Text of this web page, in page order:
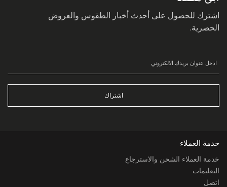
اشترك للحصول على أحدث أخبار الطقوس والعروض
الحصرية.
اشتراك
خدمة العملاء
خدمة العملاء الشحن والاسترجاع
التعليمات
اتصل